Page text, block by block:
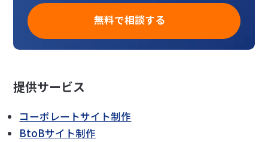
無料で相談する
提供サービス
コーポレートサイト制作
BtoBサイト制作